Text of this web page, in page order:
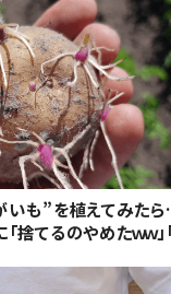
いも”を植えてみた
捨てるのやめたｗｗ」